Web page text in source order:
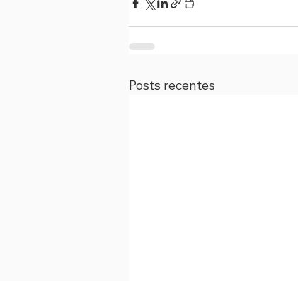
Posts recentes